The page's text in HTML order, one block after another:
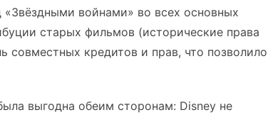
«Звёздными войнами» во всех основных
старых фильмов (исторические права
совместных кредитов и прав, что позволило
выгодна обеим сторонам: Disney не